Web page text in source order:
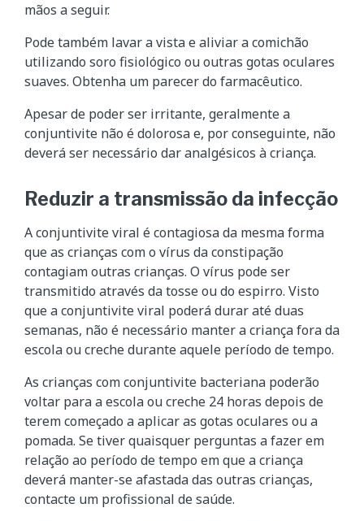
mãos a seguir.
Pode também lavar a vista e aliviar a comichão
utilizando soro fisiológico ou outras gotas oculares
suaves. Obtenha um parecer do farmacêutico.
Apesar de poder ser irritante, geralmente a
conjuntivite não é dolorosa e, por conseguinte, não
deverá ser necessário dar analgésicos à criança.
Reduzir a transmissão da infecção
A conjuntivite viral é contagiosa da mesma forma
que as crianças com o vírus da constipação
contagiam outras crianças. O vírus pode ser
transmitido através da tosse ou do espirro. Visto
que a conjuntivite viral poderá durar até duas
semanas, não é necessário manter a criança fora da
escola ou creche durante aquele período de tempo.
As crianças com conjuntivite bacteriana poderão
voltar para a escola ou creche 24 horas depois de
terem começado a aplicar as gotas oculares ou a
pomada. Se tiver quaisquer perguntas a fazer em
relação ao período de tempo em que a criança
deverá manter-se afastada das outras crianças,
contacte um profissional de saúde.